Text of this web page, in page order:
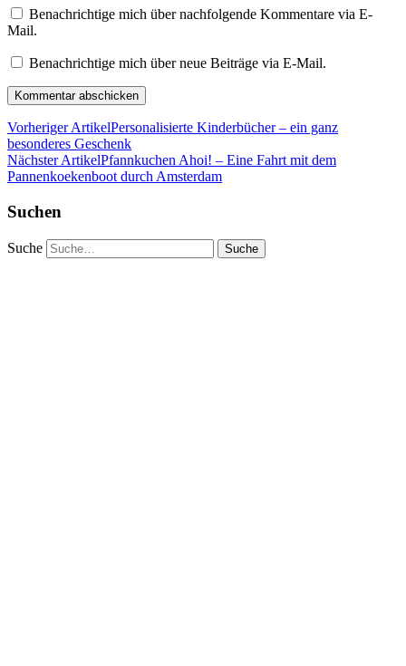
Benachrichtige mich über nachfolgende Kommentare via E-
Mail.
Benachrichtige mich über neue Beiträge via E-Mail.
Vorheriger ArtikelPersonalisierte Kinderbücher – ein ganz
besonderes Geschenk
Nächster ArtikelPfannkuchen Ahoi! – Eine Fahrt mit dem
Pannenkoekenboot durch Amsterdam
Suchen
Suche